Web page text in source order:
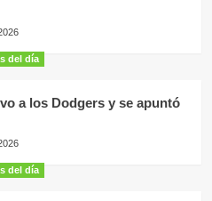
del día
a los Dodgers y se apuntó
del día